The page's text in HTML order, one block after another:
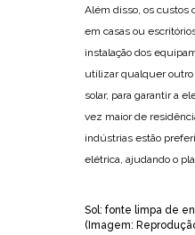
Além disso, os custos
em casas ou
instalação dos
utilizar qualquer
solar, para garantir a
vez maior de
indústrias estão
elétrica, ajudando o
Sol: fonte limpa de
(Imagem: